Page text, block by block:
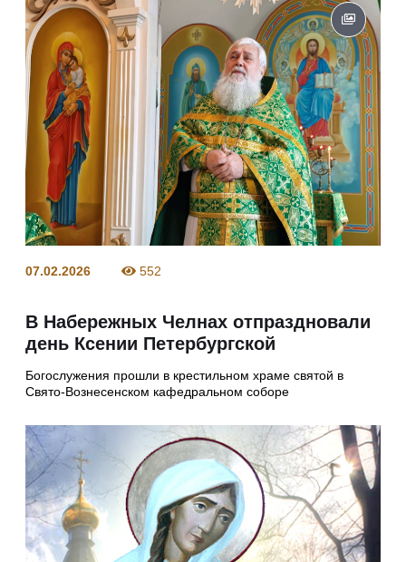
07.02.2026 552
В Набережных Челнах отпраздновали
день Ксении Петербургской
Богослужения прошли в крестильном храме святой в
Свято-Вознесенском кафедральном соборе